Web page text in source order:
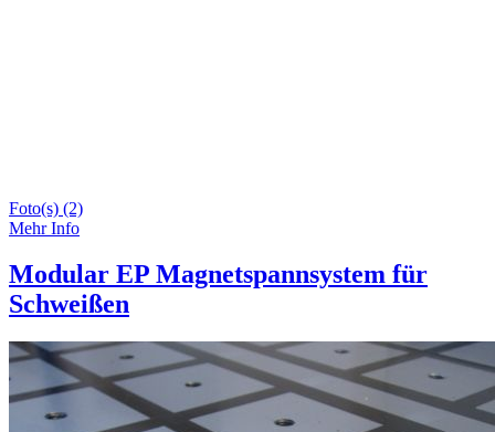
Foto(s) (2)
Mehr Info
Modular EP Magnetspannsystem für
Schweißen